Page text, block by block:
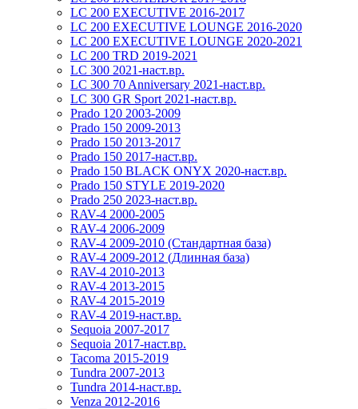
LC 200 EXECUTIVE 2016-2017
LC 200 EXECUTIVE LOUNGE 2016-2020
LC 200 EXECUTIVE LOUNGE 2020-2021
LC 200 TRD 2019-2021
LC 300 2021-наст.вр.
LC 300 70 Anniversary 2021-наст.вр.
LC 300 GR Sport 2021-наст.вр.
Prado 120 2003-2009
Prado 150 2009-2013
Prado 150 2013-2017
Prado 150 2017-наст.вр.
Prado 150 BLACK ONYX 2020-наст.вр.
Prado 150 STYLE 2019-2020
Prado 250 2023-наст.вр.
RAV-4 2000-2005
RAV-4 2006-2009
RAV-4 2009-2010 (Стандартная база)
RAV-4 2009-2012 (Длинная база)
RAV-4 2010-2013
RAV-4 2013-2015
RAV-4 2015-2019
RAV-4 2019-наст.вр.
Sequoia 2007-2017
Sequoia 2017-наст.вр.
Tacoma 2015-2019
Tundra 2007-2013
Tundra 2014-наст.вр.
Venza 2012-2016